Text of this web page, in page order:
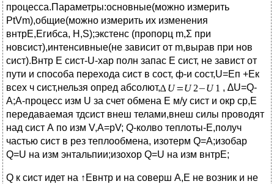
процесса.Параметры:основные(можно измерить
PtVm),общие(можно измерить их изменения
внтрЕ,Егибса, Н,S);экстенс (пропорц m,Σ при
новсист),интенсивные(не зависит от m,вырав при нов
сист).Внтр Е сист-U-хар полн запас Е сист, не завист от
пути и способа перехода сист в сост, ф-и сост,U=Eп +Eк
всех ч сист,нельзя опред абсолют,
, ∆U=Q-
А;А-процесс изм U за счет обмена E м/у сист и окр ср,Е
передаваемая тдсист внеш телами,внеш силы проводят
над сист А по изм V,А=рV; Q-колво теплоты-Е,получ
частью сист в рез теплообмена, изотерм Q=A;изобар
Q=U на изм энтальпии;изохор Q=U на изм внтрE;
Q к сист идет на ↑Евнтр и на соверш А,Е не возник и не